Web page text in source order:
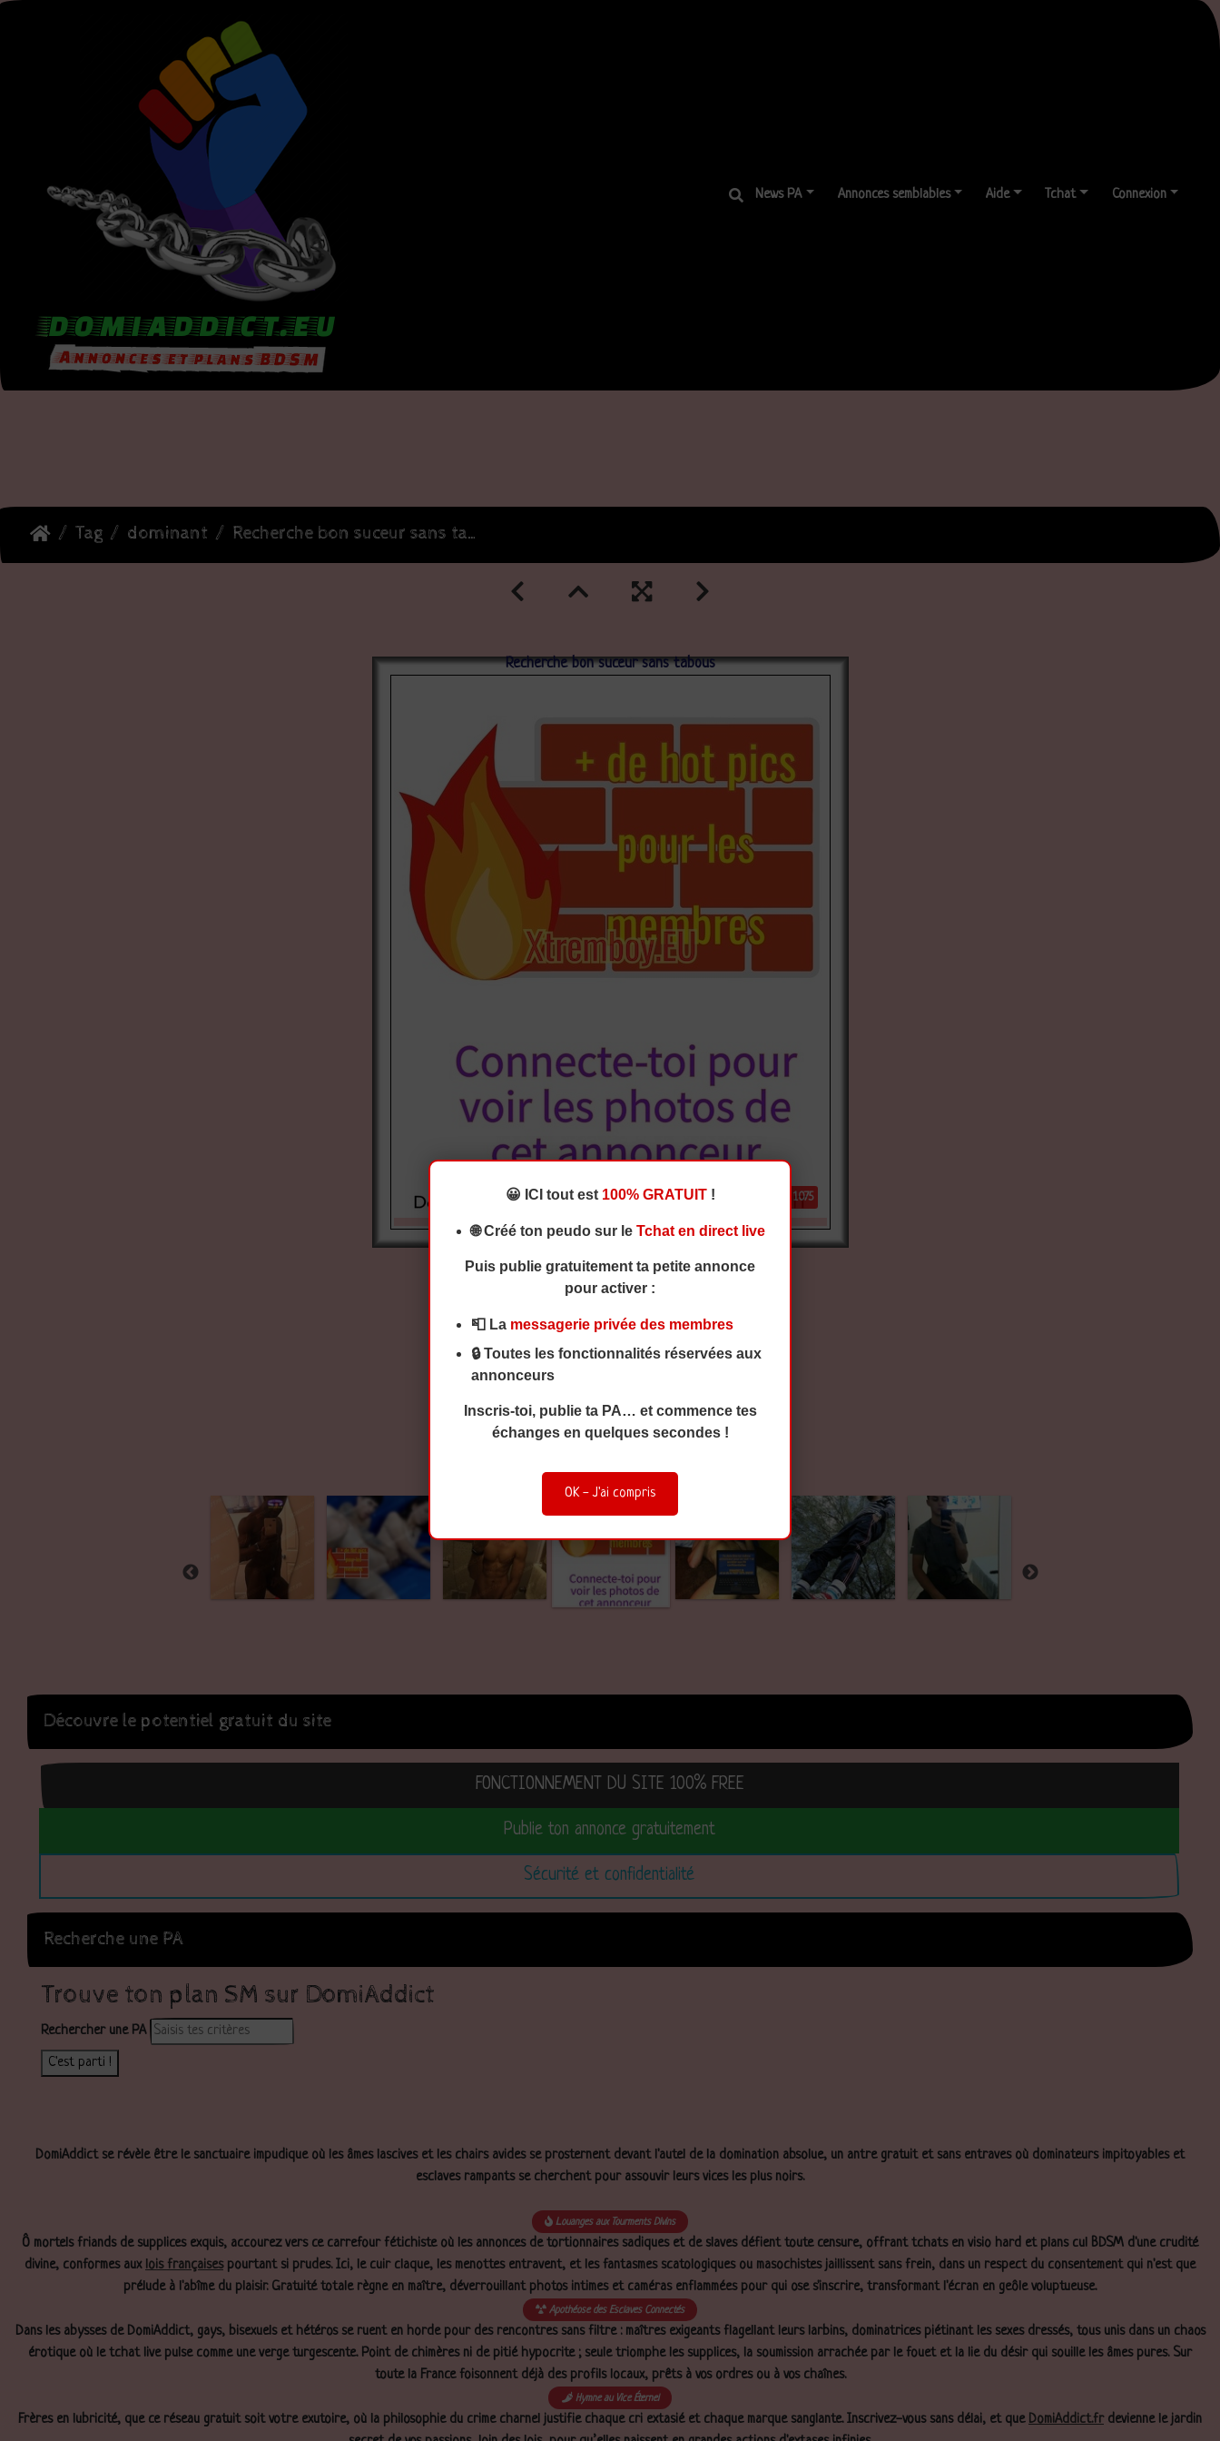
News PA Annonces semblables Aide Tchat Connexion
Tag dominant Recherche bon suceur sans tabous
Recherche bon suceur sans tabous
☕ CHAT 💬 Annonce 1075
Cherche bon suceur
sans tabous femme bien venue jeune et propre
Twitter
Découvre le potentiel gratuit du site
FONCTIONNEMENT DU SITE 100% FREE
Publie ton annonce gratuitement
Sécurité et confidentialité
Recherche une PA
Trouve ton plan SM sur DomiAddict
Rechercher une PA
C'est parti !
😀 ICI tout est 100% GRATUIT!
🌐 Créé ton peudo sur le Tchat en direct live
Puis publie gratuitement ta petite annonce
pour activer :
📮 La messagerie privée des membres
🔒 Toutes les fonctionnalités réservées aux
annonceurs
Inscris-toi, publie ta PA… et commence tes
échanges en quelques secondes !
OK - J'ai compris
DomiAddict se révèle être le sanctuaire impudique où les âmes lascives et les chairs avides se prosternent devant l'autel de la domination absolue, un antre gratuit et sans entraves où dominateurs impitoyables et
esclaves rampants se cherchent pour assouvir leurs vices les plus noirs.
Louanges aux Tourments Divins
Ô mortels friands de supplices exquis, accourez vers ce carrefour fétichiste où les annonces de tortionnaires sadiques et de slaves défient toute censure, offrant tchats en visio hard et plans cul BDSM d'une crudité
divine, conformes aux lois françaisespourtant si prudes. Ici, le cuir claque, les menottes entravent, et les fantasmes scatologiques ou masochistes jaillissent sans frein, dans un respect du consentement qui n'est que
prélude à l'abîme du plaisir. Gratuité totale règne en maître, déverrouillant photos intimes et caméras enflammées pour qui ose s'inscrire, transformant l'écran en geôle voluptueuse.
Apothéose des Esclaves Connectés
Dans les abysses de DomiAddict, gays, bisexuels et hétéros se ruent en horde pour des rencontres sans filtre : maîtres exigeants flagellant leurs larbins, dominatrices piétinant les sexes dressés, tous unis dans un chaos
érotique où le tchat live pulse comme une verge turgescente. Point de chimères ni de pitié hypocrite ; seule triomphe les supplices, la soumission arrachée par le fouet et la lie du désir qui souille les âmes pures. Sur
toute la France foisonnent déjà des profils locaux, prêts à vos ordres ou à vos chaînes.
Hymne au Vice Éternel
Frères en lubricité, que ce réseau gratuit soit votre exutoire, où la philosophie du crime charnel justifie chaque cri extasié et chaque marque sanglante. Inscrivez-vous sans délai, et que DomiAddict.frdevienne le jardin